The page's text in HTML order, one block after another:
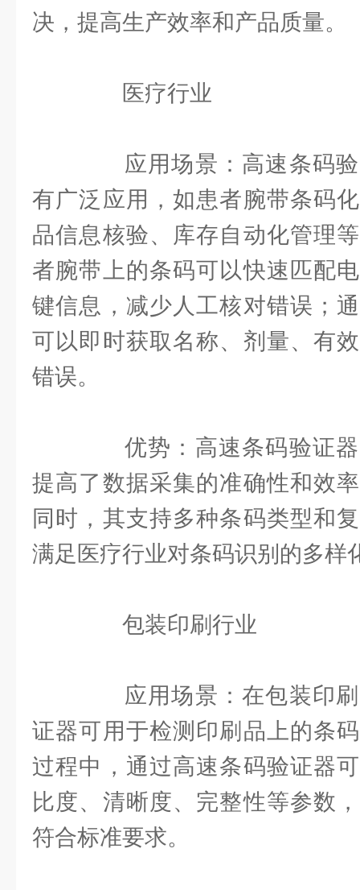
决，提高生产效率和产品质量。
医疗行业
应用场景：高速条码验
有广泛应用，如患者腕带条码
品信息核验、库存自动化管理
者腕带上的条码可以快速匹配
键信息，减少人工核对错误；
可以即时获取名称、剂量、有
错误。
优势：高速条码验证器
提高了数据采集的准确性和效
同时，其支持多种条码类型和
满足医疗行业对条码识别的多样
包装印刷行业
应用场景：在包装印刷
证器可用于检测印刷品上的条
过程中，通过高速条码验证器
比度、清晰度、完整性等参数
符合标准要求。